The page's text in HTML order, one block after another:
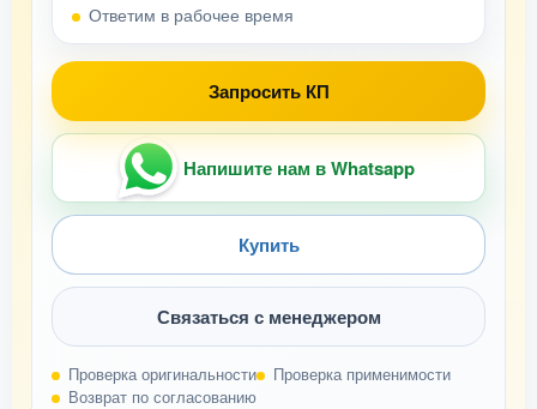
Ответим в рабочее время
Запросить КП
Напишите нам в Whatsapp
Купить
Связаться с менеджером
Проверка оригинальности
Проверка применимости
Возврат по согласованию